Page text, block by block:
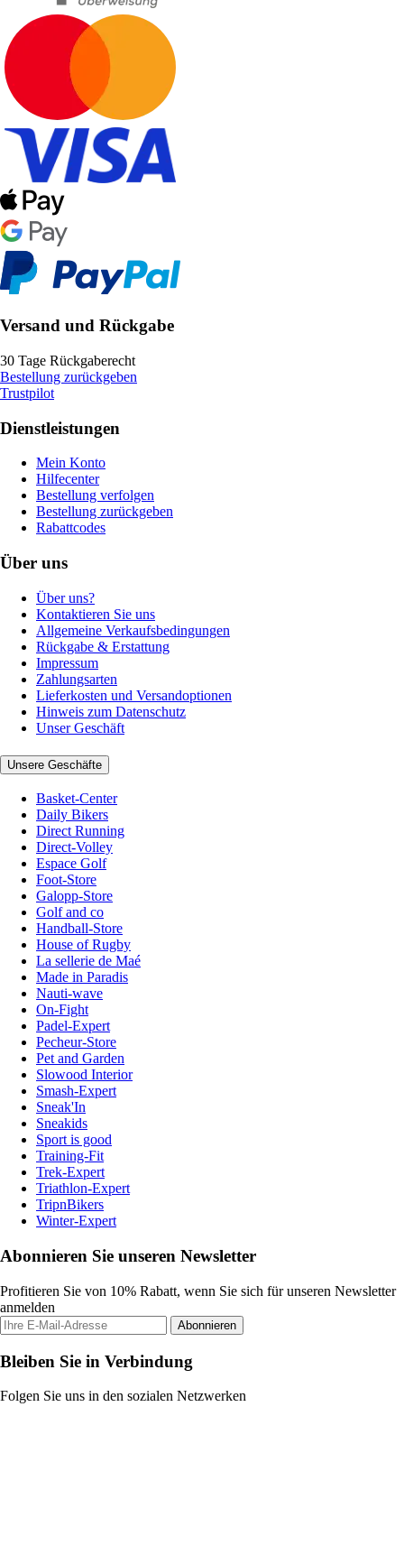
Versand und Rückgabe
30 Tage Rückgaberecht
Bestellung zurückgeben
Trustpilot
Dienstleistungen
Mein Konto
Hilfecenter
Bestellung verfolgen
Bestellung zurückgeben
Rabattcodes
Über uns
Über uns?
Kontaktieren Sie uns
Allgemeine Verkaufsbedingungen
Rückgabe & Erstattung
Impressum
Zahlungsarten
Lieferkosten und Versandoptionen
Hinweis zum Datenschutz
Unser Geschäft
Unsere Geschäfte
Basket-Center
Daily Bikers
Direct Running
Direct-Volley
Espace Golf
Foot-Store
Galopp-Store
Golf and co
Handball-Store
House of Rugby
La sellerie de Maé
Made in Paradis
Nauti-wave
On-Fight
Padel-Expert
Pecheur-Store
Pet and Garden
Slowood Interior
Smash-Expert
Sneak'In
Sneakids
Sport is good
Training-Fit
Trek-Expert
Triathlon-Expert
TripnBikers
Winter-Expert
Abonnieren Sie unseren Newsletter
Profitieren Sie von 10% Rabatt, wenn Sie sich für unseren Newsletter
anmelden
Abonnieren
Bleiben Sie in Verbindung
Folgen Sie uns in den sozialen Netzwerken